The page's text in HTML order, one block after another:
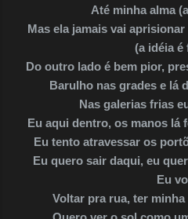
Até minha alma
Mas ela jamais vai
(a idéia é
Do outro lado é bem pior,
Barulho nas grades e lá
Nas galerias frias
Eu aqui dentro, os manos lá
Eu tento atravessar os
Eu quero sair daqui, eu
Eu
Voltar pra rua, ter